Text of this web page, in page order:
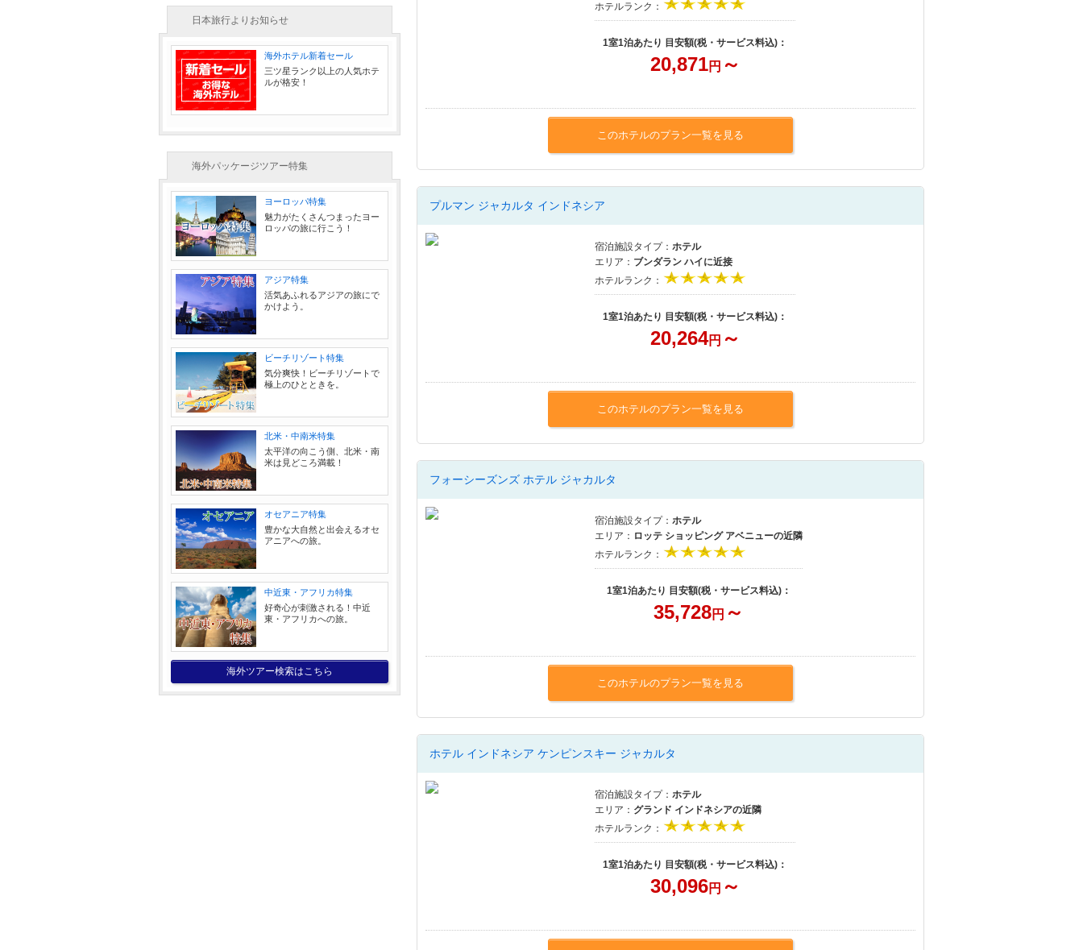
ホテルランク：
1室1泊あたり 目安額(税・サービス料込)：
20,871円 ～
このホテルのプラン一覧を見る
プルマン ジャカルタ インドネシア
宿泊施設タイプ： ホテル
エリア： ブンダラン ハイに近接
ホテルランク：
1室1泊あたり 目安額(税・サービス料込)：
20,264円 ～
このホテルのプラン一覧を見る
フォーシーズンズ ホテル ジャカルタ
宿泊施設タイプ： ホテル
エリア： ロッテ ショッピング アベニューの近隣
ホテルランク：
1室1泊あたり 目安額(税・サービス料込)：
35,728円 ～
このホテルのプラン一覧を見る
ホテル インドネシア ケンピンスキー ジャカルタ
宿泊施設タイプ： ホテル
エリア： グランド インドネシアの近隣
ホテルランク：
1室1泊あたり 目安額(税・サービス料込)：
30,096円 ～
日本旅行よりお知らせ
海外ホテル新着セール
三ツ星ランク以上の人気ホテ
ルが格安！
海外パッケージツアー特集
ヨーロッパ特集
魅力がたくさんつまったヨー
ロッパの旅に行こう！
アジア特集
活気あふれるアジアの旅にで
かけよう。
ビーチリゾート特集
気分爽快！ビーチリゾートで
極上のひとときを。
北米・中南米特集
太平洋の向こう側、北米・南
米は見どころ満載！
オセアニア特集
豊かな大自然と出会えるオセ
アニアへの旅。
中近東・アフリカ特集
好奇心が刺激される！中近
東・アフリカへの旅。
海外ツアー検索はこちら